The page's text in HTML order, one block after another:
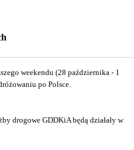
weekendu (28 października - 1
po Polsce.
drogowe GDDKiA będą działały w